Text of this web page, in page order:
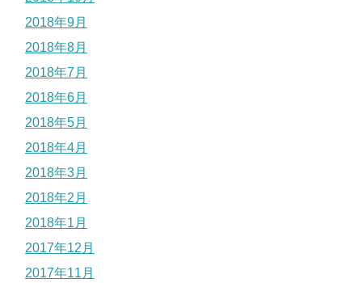
2018年9月
2018年8月
2018年7月
2018年6月
2018年5月
2018年4月
2018年3月
2018年2月
2018年1月
2017年12月
2017年11月